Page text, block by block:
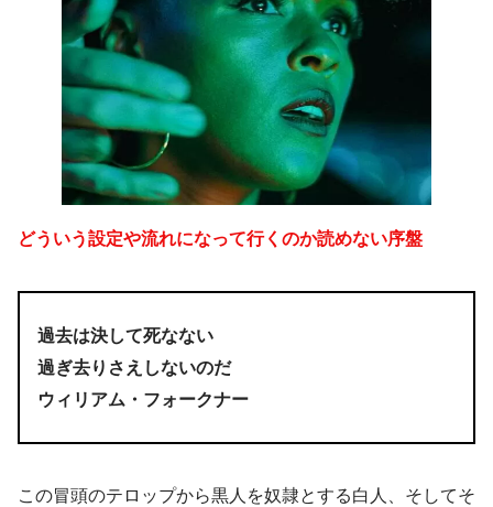
どういう設定や流れになって行くのか読めない序盤
過去は決して死なない
過ぎ去りさえしないのだ
ウィリアム・フォークナー
この冒頭のテロップから黒人を奴隷とする白人、そしてそ